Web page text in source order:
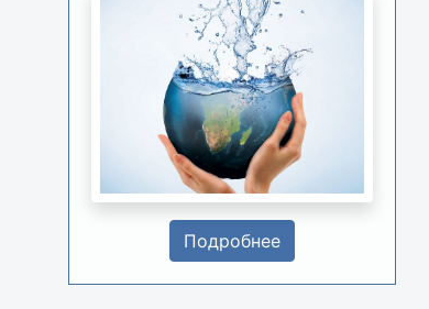
Подробнее